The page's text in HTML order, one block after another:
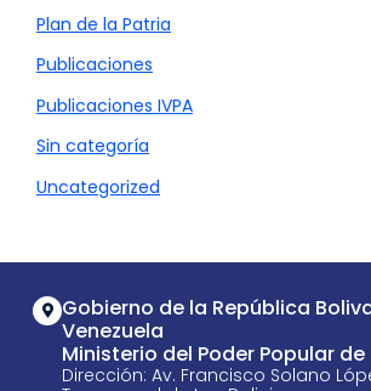
Plan de la Patria
Publicaciones
Publicaciones IVPA
Sin categoría
Uncategorized
Gobierno de la República
Venezuela
Ministerio del Poder Popular
Dirección: Av. Francisco Solano